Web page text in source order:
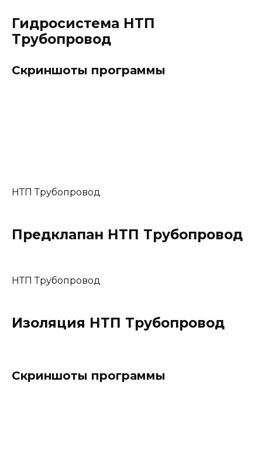
Гидросистема НТП
Трубопровод
Скриншоты программы
НТП Трубопровод
Предклапан НТП Трубопровод
НТП Трубопровод
Изоляция НТП Трубопровод
Скриншоты программы